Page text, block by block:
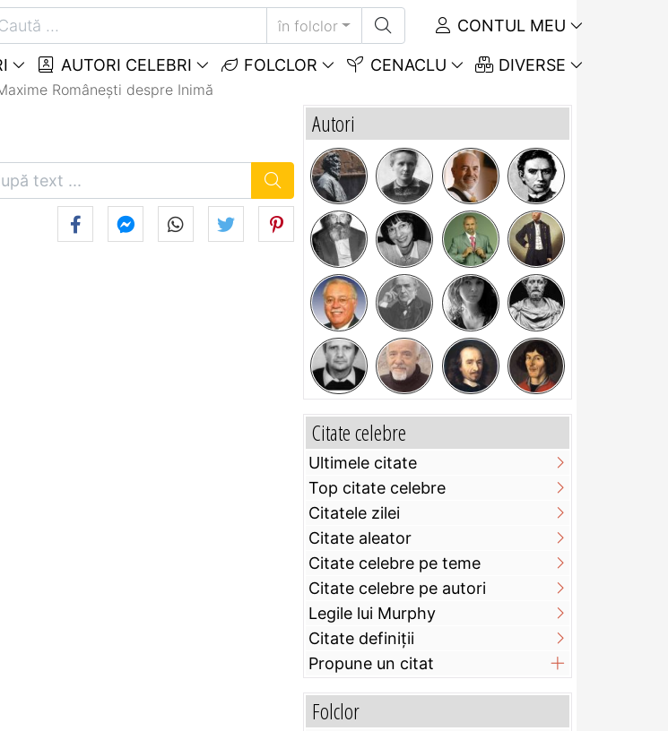
în folclor CONTUL MEU
AUTORI CELEBRI FOLCLOR CENACLU DIVERSE
Româneşti despre Inimă
Autori
Citate celebre
Ultimele citate
Top citate celebre
Citatele zilei
Citate aleator
Citate celebre pe teme
Citate celebre pe autori
Legile lui Murphy
Citate definiţii
Propune un citat
Folclor